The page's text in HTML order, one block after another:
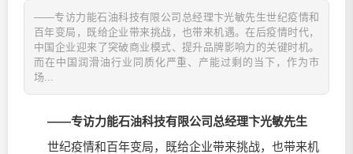
——专访力能石油科技有限公司总经理卞光敏先生世纪疫情和
百年变局，既给企业带来挑战，也带来机遇。在后疫情时代，
中国企业迎来了突破商业模式、提升品牌影响力的关键时机。
而在中国润滑油行业同质化严重、产能过剩的当下，作为市
场...
——专访力能石油科技有限公司总经理卞光敏先生
世纪疫情和百年变局，既给企业带来挑战，也带来机